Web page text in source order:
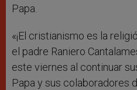
Papa.
«¡El cristianismo es la
el padre Raniero
este viernes al continuar
Papa y sus colaboradores